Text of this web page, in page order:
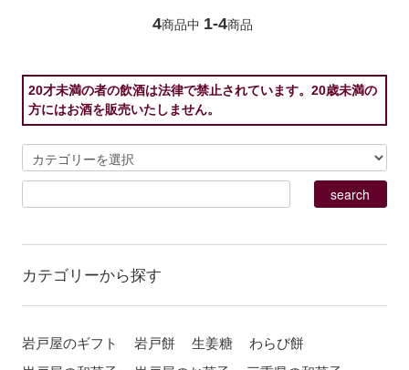
4商品中 1-4商品
20才未満の者の飲酒は法律で禁止されています。20歳未満の
方にはお酒を販売いたしません。
カテゴリーから探す
岩戸屋のギフト 岩戸餅 生姜糖
わらび餅